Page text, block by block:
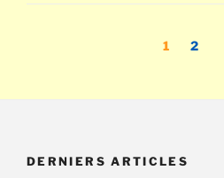
Anaérobie
lesPage
1 Page
2
DERNIERS ARTICLES